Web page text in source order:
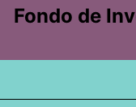
Fondo de